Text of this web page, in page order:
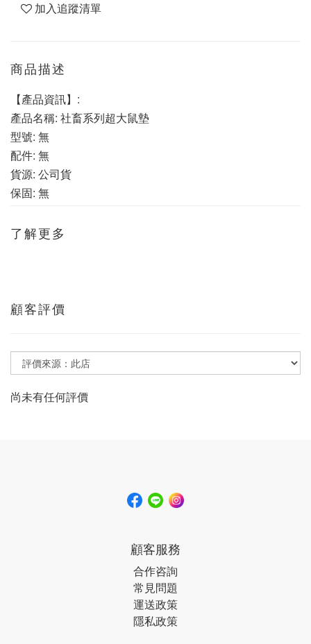
加入追蹤清單
商品描述
【產品資訊】:
產品名稱: 社畜系列超大鼠墊
型號: 無
配件: 無
貨源: 公司貨
保固: 無
了解更多
顧客評價
尚未有任何評價
顧客服務
合作咨詢
常見問題
運送政策
隱私政策